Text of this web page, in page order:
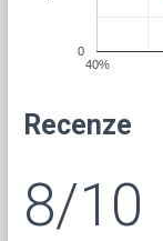
40%
0
Recenze
8/10